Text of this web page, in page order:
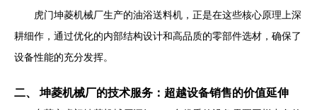
虎门坤菱机械厂生产的油浴送料机，正是在这些核心原理上深
耕细作，通过优化的内部结构设计和高品质的零部件选材，确保了
设备性能的充分发挥。
二、 坤菱机械厂的技术服务：超越设备销售的价值延伸